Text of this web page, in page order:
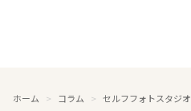
ホーム コラム セルフフォトスタジオ